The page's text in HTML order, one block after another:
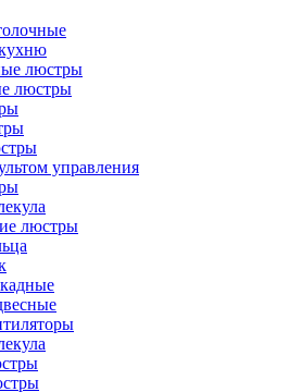
люстры
люстры
управления
люстры